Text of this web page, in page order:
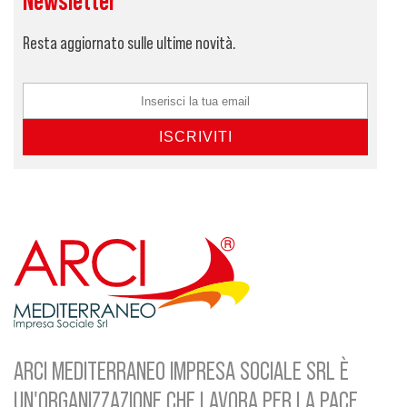
Resta aggiornato sulle ultime novità.
ARCI MEDITERRANEO IMPRESA SOCIALE SRL È
UN'ORGANIZZAZIONE CHE LAVORA PER LA PACE,